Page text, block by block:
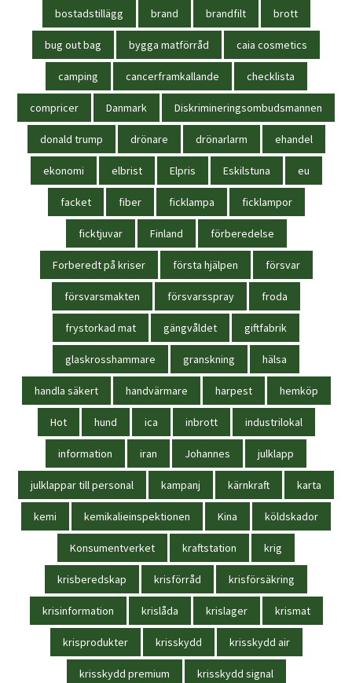
bostadstillägg brand brandfilt brott
bug out bag bygga matförråd caia cosmetics
camping cancerframkallande checklista
compricer Danmark Diskrimineringsombudsmannen
donald trump drönare drönarlarm ehandel
ekonomi elbrist Elpris Eskilstuna eu
facket fiber ficklampa ficklampor
ficktjuvar Finland förberedelse
Forberedt på kriser första hjälpen försvar
försvarsmakten försvarsspray froda
frystorkad mat gängvåldet giftfabrik
glaskrosshammare granskning hälsa
handla säkert handvärmare harpest hemköp
Hot hund ica inbrott industrilokal
information iran Johannes julklapp
julklappar till personal kampanj kärnkraft karta
kemi kemikalieinspektionen Kina köldskador
Konsumentverket kraftstation krig
krisberedskap krisförråd krisförsäkring
krisinformation krislåda krislager krismat
krisprodukter krisskydd krisskydd air
krisskydd premium krisskydd signal